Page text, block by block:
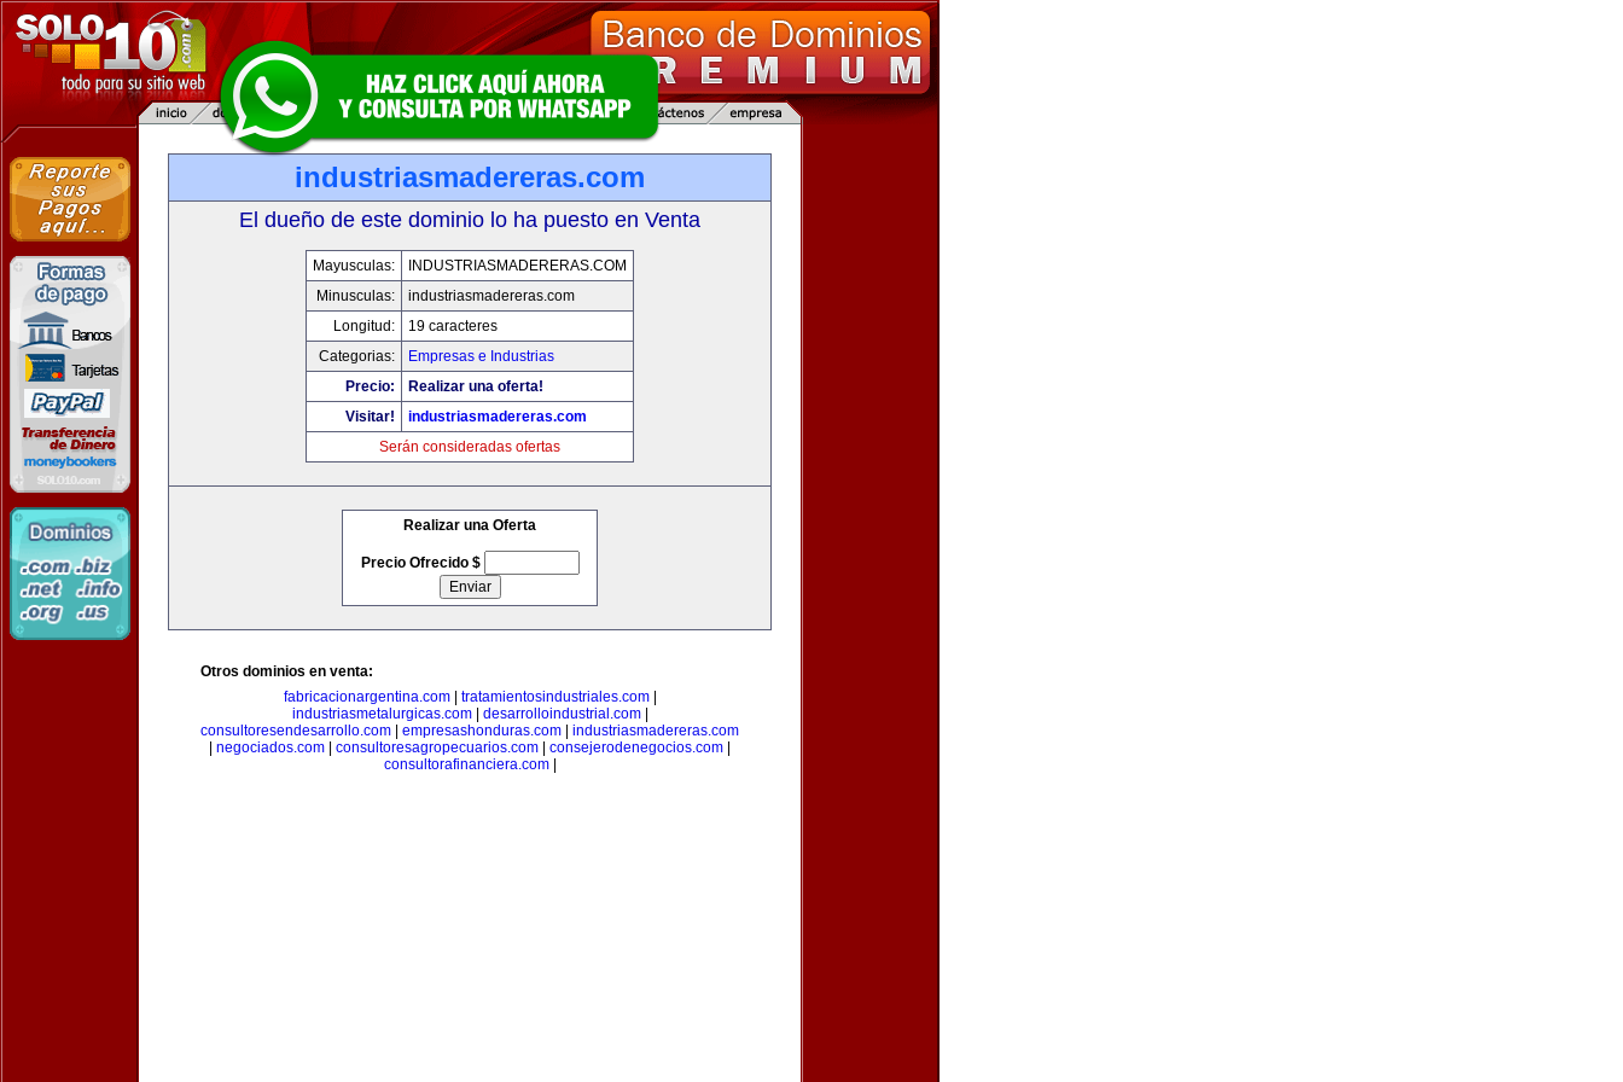
industriasmadereras.com
El dueño de este dominio lo ha puesto en Venta
Mayusculas:
INDUSTRIASMADERERAS.COM
Minusculas:
industriasmadereras.com
Longitud:
19 caracteres
Categorias:
Empresas e Industrias
Precio:
Realizar una oferta!
Visitar!
industriasmadereras.com
Serán consideradas ofertas
Realizar una Oferta
Precio Ofrecido $
Otros dominios en venta:
fabricacionargentina.com| tratamientosindustriales.com|
industriasmetalurgicas.com| desarrolloindustrial.com|
consultoresendesarrollo.com
empresashonduras.com
industriasmadereras.com
negociados.com consultoresagropecuarios.com consejerodenegocios.com
consultorafinanciera.com|